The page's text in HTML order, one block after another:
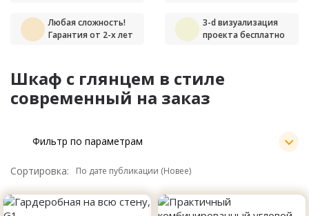
Любая сложность!
Гарантия от 2-х лет
3-d визуализация
проекта бесплатно
Шкаф с глянцем в стиле
современный на заказ
Фильтр по параметрам
Сортировка: